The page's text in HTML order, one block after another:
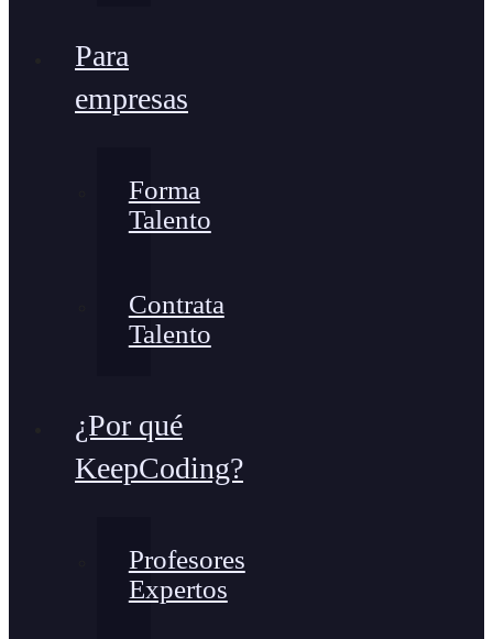
Para
empresas
Forma
Talento
Contrata
Talento
¿Por qué
KeepCoding?
Profesores
Expertos